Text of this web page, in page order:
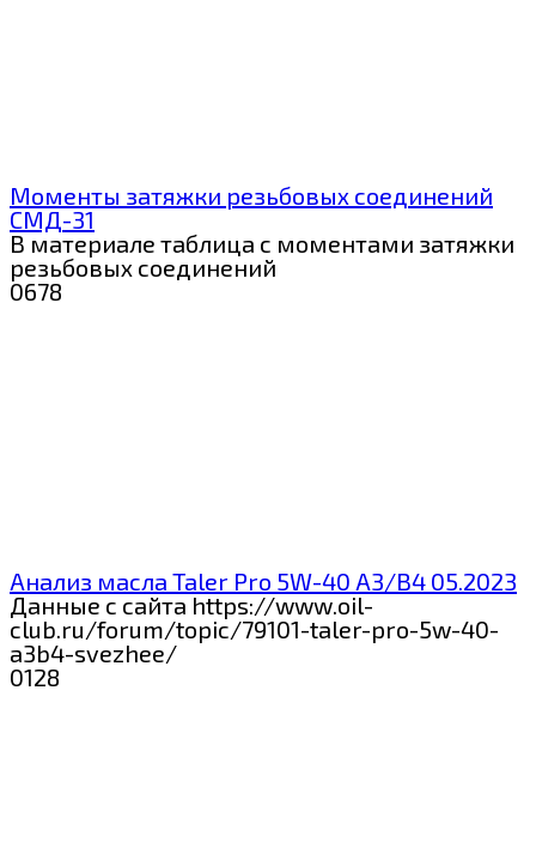
Моменты затяжки резьбовых соединений
СМД-31
В материале таблица с моментами затяжки
резьбовых соединений
0678
Анализ масла Taler Pro 5W-40 A3/B4 05.2023
Данные с сайта https://www.oil-
club.ru/forum/topic/79101-taler-pro-5w-40-
a3b4-svezhee/
0128